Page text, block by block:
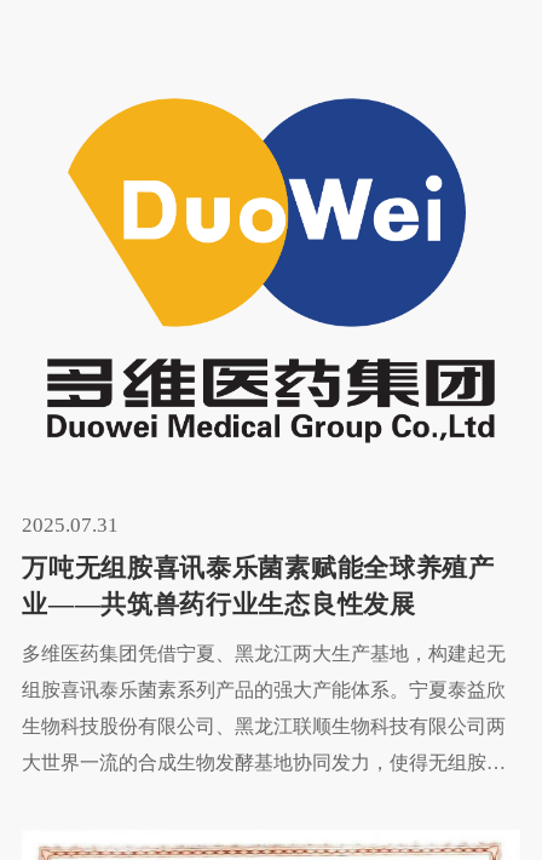
2025.07.31
万吨无组胺喜讯泰乐菌素赋能全球养殖产
业——共筑兽药行业生态良性发展
多维医药集团凭借宁夏、黑龙江两大生产基地，构建起无
组胺喜讯泰乐菌素系列产品的强大产能体系。宁夏泰益欣
生物科技股份有限公司、黑龙江联顺生物科技有限公司两
大世界一流的合成生物发酵基地协同发力，使得无组胺喜
在国内兽药领域处于领先地位，更在全球市场占据主要份